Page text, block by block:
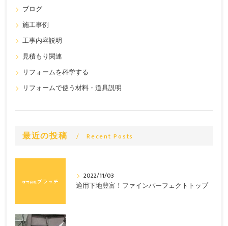
ブログ
施工事例
工事内容説明
見積もり関連
リフォームを科学する
リフォームで使う材料・道具説明
最近の投稿 Recent Posts
2022/11/03
適用下地豊富！ファインパーフェクトトップ